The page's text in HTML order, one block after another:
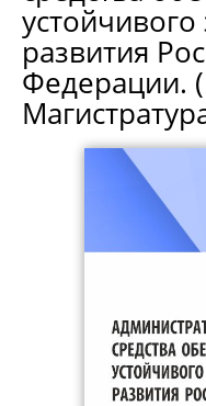
развития
Федерации.